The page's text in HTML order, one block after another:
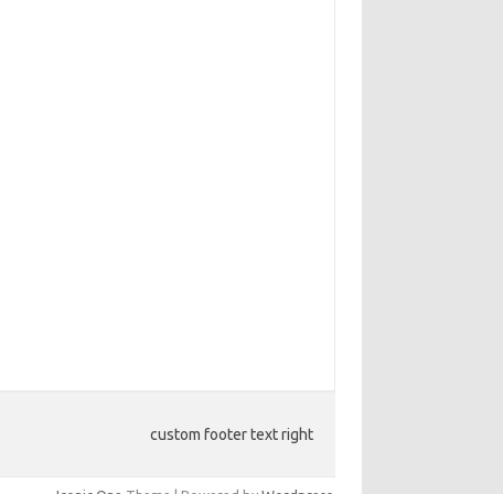
custom footer text right